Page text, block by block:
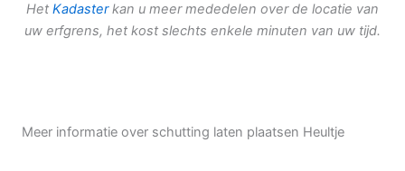
Het Kadasterkan u meer mededelen over de locatie van
uw erfgrens, het kost slechts enkele minuten van uw tijd.
Meer informatie over schutting laten plaatsen Heultje